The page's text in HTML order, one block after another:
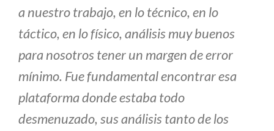
a nuestro trabajo, en lo técnico, en lo
táctico, en lo físico, análisis muy buenos
para nosotros tener un margen de error
mínimo. Fue fundamental encontrar esa
plataforma donde estaba todo
desmenuzado, sus análisis tanto de los